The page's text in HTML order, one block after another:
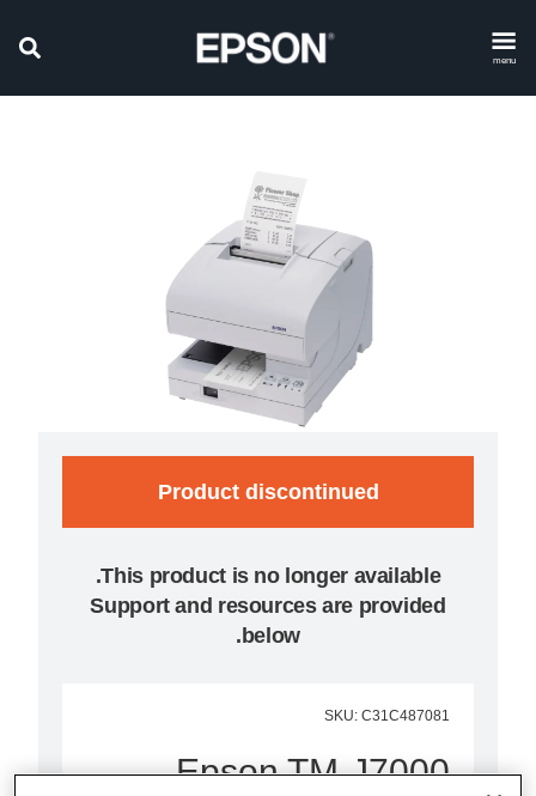
menu
Product discontinued
Support and resources are provided
below.
SKU: C31C487081
Epson TM-J7000